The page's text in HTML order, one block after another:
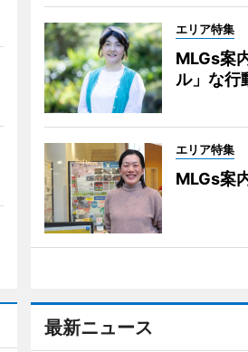
エリア特集
MLGs案
ル」な
エリア特集
MLGs案
最新ニュース